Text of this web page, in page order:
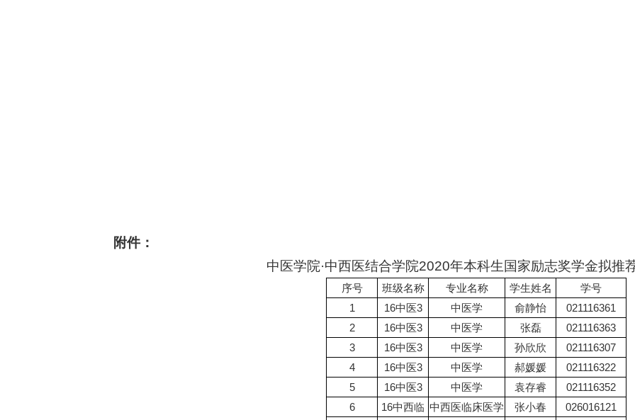
附件：
中医学院·中西医结合学院2020年本科生 国家励志奖学金拟推
序号 班级名称 专业名称 学生姓名
学号
1
16中医3 中医学 俞静怡
021116361
2
16中医3 中医学 张磊
021116363
3
16中医3 中医学 孙欣欣
021116307
4
16中医3 中医学 郝媛媛
021116322
5
16中医3 中医学 袁存睿
021116352
6
16中西临 中西医临床医学 张小春
026016121